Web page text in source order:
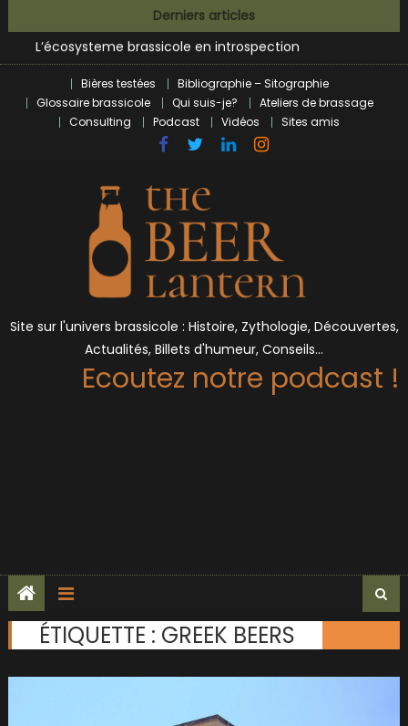
to
content
Derniers articles
L’écosysteme brassicole en introspection
Zoumaï : pionnier de la révolution craft à Marseille
BrewDog racheté par Tilray pour une bouchée de pain ?
Bières et célébrités
Bières testées
Bibliographie – Sitographie
Glossaire brassicole
Qui suis-je?
Ateliers de brassage
Consulting
Podcast Vidéos Sites amis
Site sur l'univers brassicole : Histoire, Zythologie, Découvertes,
Actualités, Billets d'humeur, Conseils…
Ecoutez notre podcast !
ÉTIQUETTE : GREEK BEERS